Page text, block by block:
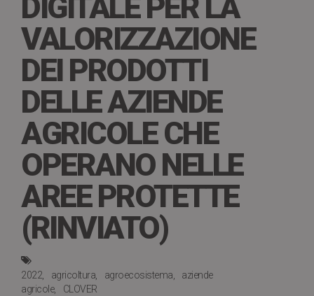
VALORIZZAZIONE
DEI PRODOTTI
DELLE AZIENDE
AGRICOLE CHE
OPERANO NELLE
AREE PROTETTE
(RINVIATO)
2022 agricoltura agroecosistema
aziende
agricole
CLOVER